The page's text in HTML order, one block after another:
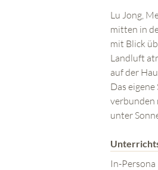
Lu Jong,
mitten in
mit Blick
Landluft
auf der
Das eigene
verbunden
unter
In-Persona